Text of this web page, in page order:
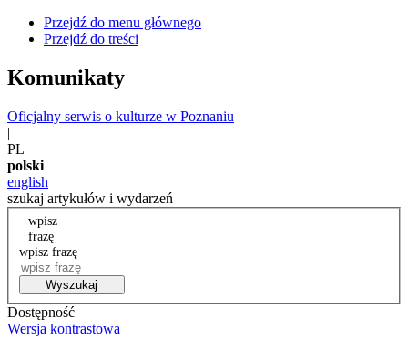
Przejdź do menu głównego
Przejdź do treści
Komunikaty
Oficjalny serwis o kulturze w Poznaniu
|
PL
polski
english
szukaj artykułów i wydarzeń
wpisz
frazę
wpisz frazę
Wyszukaj
Dostępność
Wersja kontrastowa